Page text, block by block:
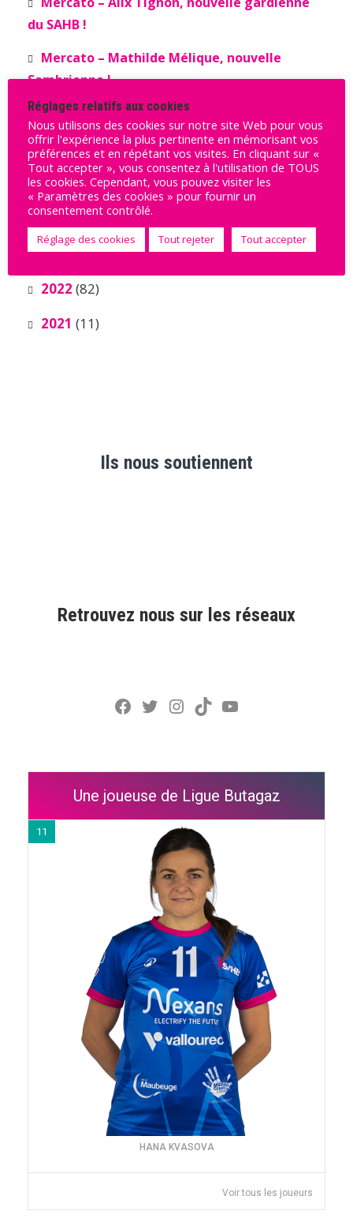
du SAHB !
Mercato – Mathilde Mélique, nouvelle
Sambrienne !
Archives
2025(8)
2024(34)
2023(56)
2022 (82)
2021 (11)
Ils nous soutiennent
Retrouvez nous sur les réseaux
Facebook
Twitter
Instagram
TikTokYouTube
Une joueuse de Ligue Butagaz
11
HANA KVASOVA
Voir tous les joueurs
Réglages relatifs aux cookies
Nous utilisons des cookies sur notre site Web pour vous
offrir l'expérience la plus pertinente en mémorisant vos
préférences et en répétant vos visites. En cliquant sur «
Tout accepter », vous consentez à l'utilisation de TOUS
les cookies. Cependant, vous pouvez visiter les
« Paramètres des cookies » pour fournir un
consentement contrôlé.
Réglage des cookies Tout rejeter Tout accepter